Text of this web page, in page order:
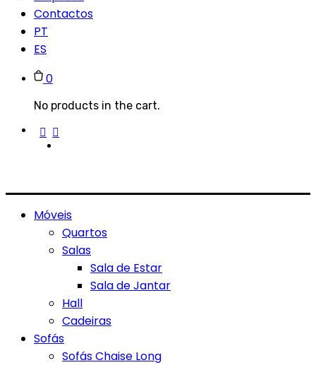
Contactos
PT
ES
0
No products in the cart.
Móveis
Quartos
Salas
Sala de Estar
Sala de Jantar
Hall
Cadeiras
Sofás
Sofás Chaise Long